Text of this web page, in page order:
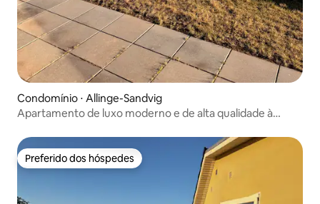
Condomínio ⋅ Allinge-Sandvig
Apartamento de luxo moderno e de alta qualidade à
Preferido dos hóspedes
Preferido dos hóspedes